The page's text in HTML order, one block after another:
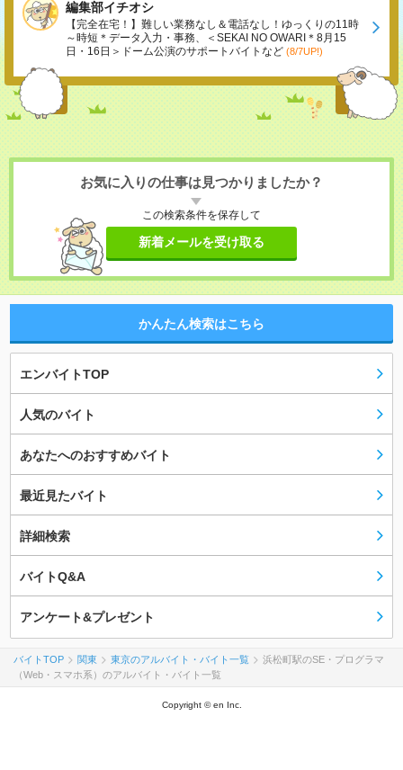
編集部イチオシ
【完全在宅！】難しい業務なし＆電話なし！ゆっくりの11時
～時短＊データ入力・事務、＜SEKAI NO OWARI＊8月15
日・16日＞ドーム公演のサポートバイトなど (8/7UP!)
お気に入りの仕事は見つかりましたか？
この検索条件を保存して
新着メールを受け取る
かんたん検索はこちら
エンバイトTOP
人気のバイト
あなたへのおすすめバイト
最近見たバイト
詳細検索
バイトQ&A
アンケート&プレゼント
バイトTOP 関東 東京のアルバイト・バイト一覧
浜松町駅のSE・プログラマ
（Web・スマホ系）のアルバイト・バイト一覧
Copyright © en Inc.